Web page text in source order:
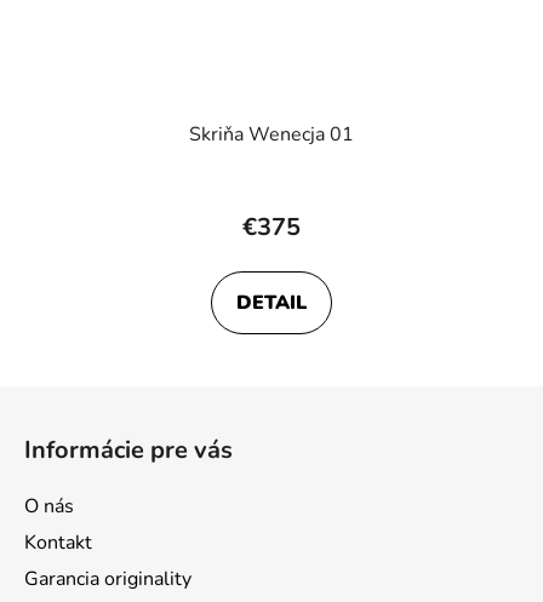
Skriňa Wenecja 01
€375
DETAIL
Informácie pre vás
O nás
Kontakt
Garancia originality